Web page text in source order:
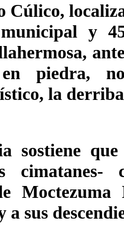
Cúlico,
municipal y
piedra,
la
sostiene
cimatanes-
a sus